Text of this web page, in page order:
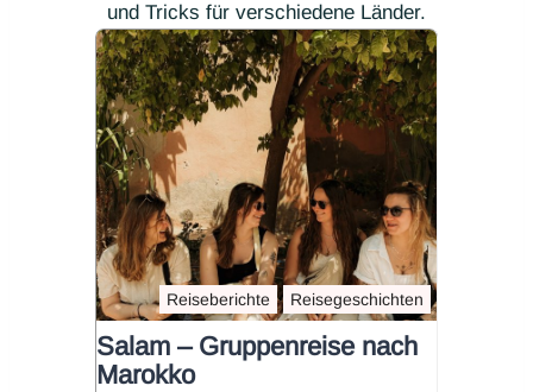
und Tricks für verschiedene Länder.
Reiseberichte Reisegeschichten
Salam – Gruppenreise nach
Marokko